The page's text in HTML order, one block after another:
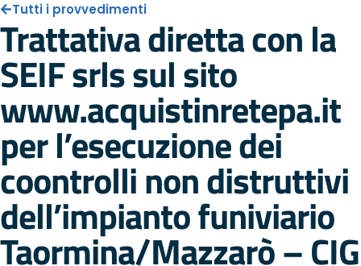
Tutti i provvedimenti
Trattativa diretta con la
SEIF srls sul sito
www.acquistinretepa.it
per l’esecuzione dei
coontrolli non distruttivi
dell’impianto funiviario
Taormina/Mazzarò – CIG